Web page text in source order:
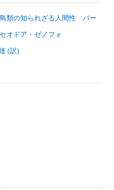
類の知られざる人間性 バー
オドア・ゼノフォ
(訳)